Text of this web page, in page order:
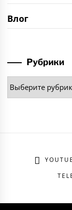
Влог
Рубрики
Рубрики